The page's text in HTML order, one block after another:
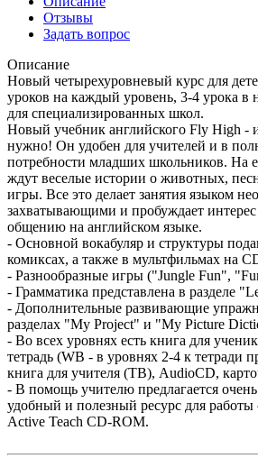
Отзывы
Задать вопрос
Описание
Новый четырехуровневый курс для
уроков на каждый уровень, 3-4 урока в
для специализированных школ.
Новый учебник английского Fly High -
нужно! Он удобен для учителей и в
потребности младших школьников. На
ждут веселые истории о животных,
игры. Все это делает занятия языком
захватывающими и пробуждает
общению на английском языке.
- Основной вокабуляр и структуры
комиксах, а также в мультфильмах на
- Разнообразные игры ("Jungle Fun",
- Грамматика представлена в разделе
- Дополнительные развивающие
разделах "My Project" и "My Picture
- Во всех уровнях есть книга для
тетрадь (WB - в уровнях 2-4 к тетради
книга для учителя (TB), AudioCD,
- В помощь учителю предлагается
удобный и полезный ресурс для работы
Active Teach CD-ROM.